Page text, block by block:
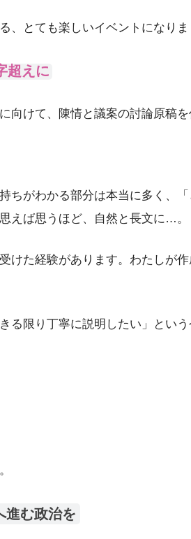
、とても楽しいイベントになりま
超えに
向けて、陳情と議案の討論原稿を
ちがわかる部分は本当に多く、「
えば思うほど、自然と長文に…。
けた経験があります。わたしが
る限り丁寧に説明したい」とい
進む政治を